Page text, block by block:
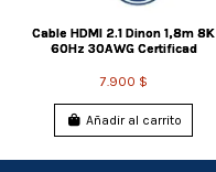
Cable HDMI 2.1 Dinon 1,8m 8K
60Hz 30AWG Certificad
7.900 $
Añadir al carrito